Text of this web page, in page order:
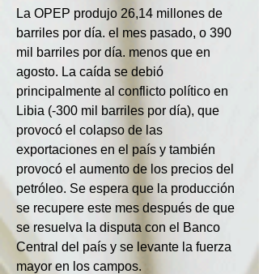
La OPEP produjo 26,14 millones de
barriles por día. el mes pasado, o 390
mil barriles por día. menos que en
agosto. La caída se debió
principalmente al conflicto político en
Libia (-300 mil barriles por día), que
provocó el colapso de las
exportaciones en el país y también
provocó el aumento de los precios del
petróleo. Se espera que la producción
se recupere este mes después de que
se resuelva la disputa con el Banco
Central del país y se levante la fuerza
mayor en los campos.